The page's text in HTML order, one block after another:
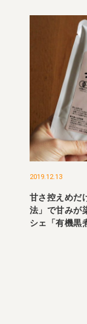
2019.12.13
甘さ控えめだ
法」で甘みが
シェ「有機黒